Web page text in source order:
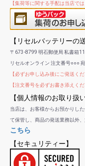
【集荷等に関する手配は当店で
【リセルバッテリーの
〒673-8799 明石郵便局 私書箱
リセルオンライン 注文番号○○○ 宛
【必ずお申し込み後にご発送くだ
【注文番号を必ずお書き添えくだ
【個人情報のお取り扱
当店は、お客様からお預かりし
て保管し、商品の発送業務以外
こちら
【セキュリティー】